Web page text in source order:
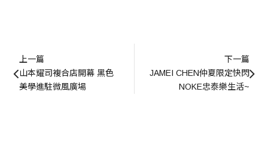
上一篇
山本耀司複合店開幕 黑色
美學進駐微風廣場
下一篇
JAMEI CHEN仲夏限定快閃
NOKE忠泰樂生活~